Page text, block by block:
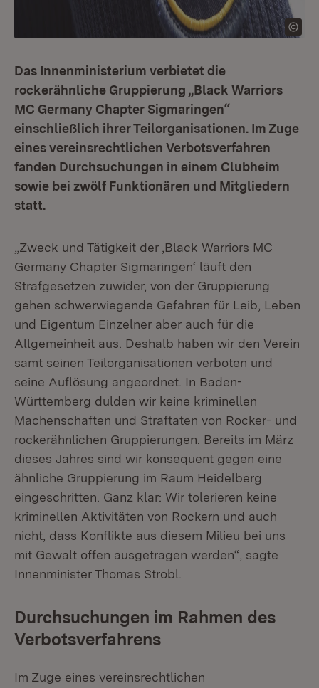
Das Innenministerium verbietet die
rockerähnliche Gruppierung „Black Warriors
MC Germany Chapter Sigmaringen“
einschließlich ihrer Teilorganisationen. Im Zuge
eines vereinsrechtlichen Verbotsverfahren
fanden Durchsuchungen in einem Clubheim
sowie bei zwölf Funktionären und Mitgliedern
statt.
„Zweck und Tätigkeit der ‚Black Warriors MC
Germany Chapter Sigmaringen‘ läuft den
Strafgesetzen zuwider, von der Gruppierung
gehen schwerwiegende Gefahren für Leib, Leben
und Eigentum Einzelner aber auch für die
Allgemeinheit aus. Deshalb haben wir den Verein
samt seinen Teilorganisationen verboten und
seine Auflösung angeordnet. In Baden-
Württemberg dulden wir keine kriminellen
Machenschaften und Straftaten von Rocker- und
rockerähnlichen Gruppierungen. Bereits im März
dieses Jahres sind wir konsequent gegen eine
ähnliche Gruppierung im Raum Heidelberg
eingeschritten. Ganz klar: Wir tolerieren keine
kriminellen Aktivitäten von Rockern und auch
nicht, dass Konflikte aus diesem Milieu bei uns
mit Gewalt offen ausgetragen werden“, sagte
Innenminister Thomas Strobl.
Durchsuchungen im Rahmen des
Verbotsverfahrens
Im Zuge eines vereinsrechtlichen